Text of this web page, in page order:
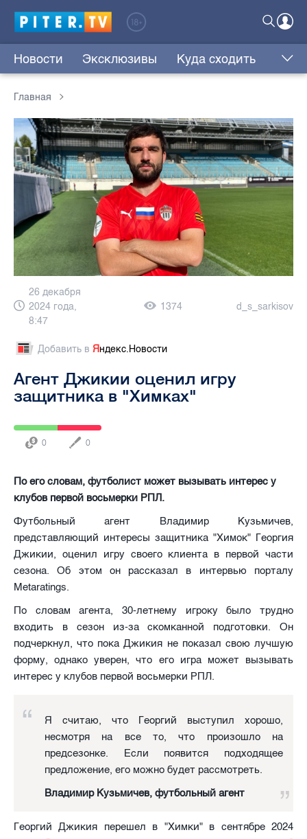
Новости Эксклюзивы Куда сходить
Главная
26 декабря
2024 года,
8:47
1374 d_s_sarkisov
Добавить в Яндекс.Новости
Агент Джикии оценил игру
защитника в "Химках"
0 0
По его словам, футболист может вызывать интерес у
клубов первой восьмерки РПЛ.
Футбольный агент Владимир Кузьмичев,
представляющий интересы защитника "Химок" Георгия
Джикии, оценил игру своего клиента в первой части
сезона. Об этом он рассказал в интервью порталу
Metaratings.
По словам агента, 30-летнему игроку было трудно
входить в сезон из-за скомканной подготовки. Он
подчеркнул, что пока Джикия не показал свою лучшую
форму, однако уверен, что его игра может вызывать
интерес у клубов первой восьмерки РПЛ.
Я считаю, что Георгий выступил хорошо,
несмотря на все то, что произошло на
предсезонке. Если появится подходящее
предложение, его можно будет рассмотреть.
Владимир Кузьмичев, футбольный агент
Георгий Джикия перешел в "Химки" в сентябре 2024